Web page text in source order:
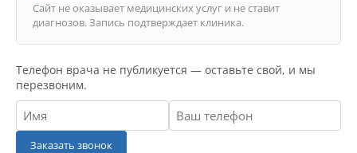
Сайт не оказывает медицинских услуг и не ставит
диагнозов. Запись подтверждает клиника.
Телефон врача не публикуется — оставьте свой, и мы
перезвоним.
Заказать звонок